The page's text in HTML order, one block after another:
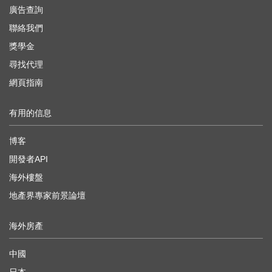
廣告查詢
聯絡我們
獎學金
尋找代理
網頁指南
有用的信息
博客
開發者API
海外樓盤
地產界專家前景論壇
海外房產
中國